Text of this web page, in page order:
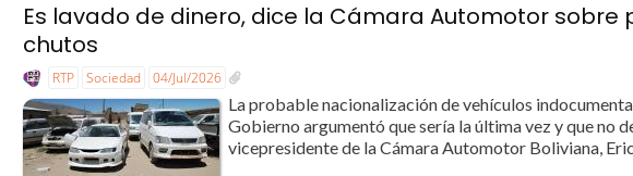
Es lavado de dinero, dice la Cámara Automotor sobre
chutos
RTP Sociedad 04/Jul/2026
La probable nacionalización de vehículos
Gobierno argumentó que sería la última vez y que no
vicepresidente de la Cámara Automotor Boliviana,